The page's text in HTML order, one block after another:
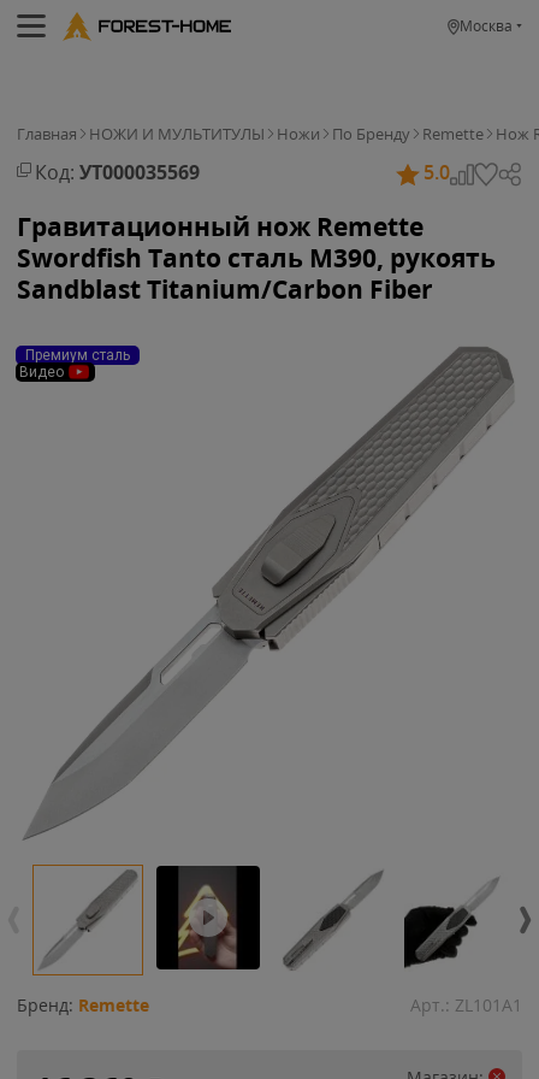
Москва
Главная НОЖИ И МУЛЬТИТУЛЫ Ножи По Бренду Remette Нож
Код: УТ000035569 5.0
Гравитационный нож Remette
Swordfish Tanto сталь M390, рукоять
Sandblast Titanium/Carbon Fiber
Премиум сталь
Видео
Бренд: Remette Арт.: ZL101A1